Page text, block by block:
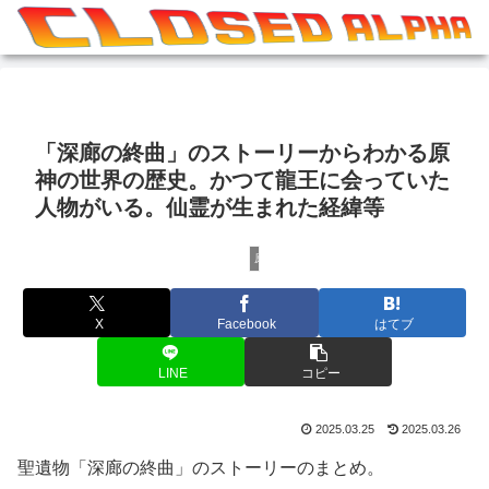
「深廊の終曲」のストーリーからわかる原
神の世界の歴史。かつて龍王に会っていた
人物がいる。仙霊が生まれた経緯等
原神
X Facebook はてブ
LINE コピー
2025.03.25 2025.03.26
聖遺物「深廊の終曲」のストーリーのまとめ。